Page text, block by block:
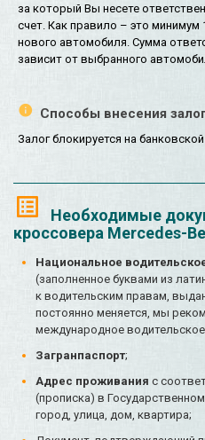
за который Вы несете
счет. Как правило – это минимум
нового автомобиля. Сумма
зависит от выбранного
Способы внесения
Залог блокируется на
Необходимые
кроссовера Mercedes-
Национальное
(заполненное буквами из
к водительским правам,
постоянно меняется, мы
международное
Загранпаспорт;
Адрес проживания с
(прописка) в
город, улица, дом, квартира;